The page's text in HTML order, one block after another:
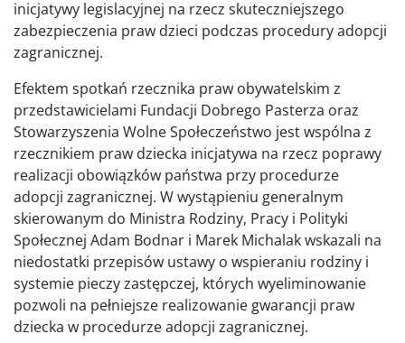
inicjatywy legislacyjnej na rzecz skuteczniejszego
zabezpieczenia praw dzieci podczas procedury adopcji
zagranicznej.
Efektem spotkań rzecznika praw obywatelskim z
przedstawicielami Fundacji Dobrego Pasterza oraz
Stowarzyszenia Wolne Społeczeństwo jest wspólna z
rzecznikiem praw dziecka inicjatywa na rzecz poprawy
realizacji obowiązków państwa przy procedurze
adopcji zagranicznej. W wystąpieniu generalnym
skierowanym do Ministra Rodziny, Pracy i Polityki
Społecznej Adam Bodnar i Marek Michalak wskazali na
niedostatki przepisów ustawy o wspieraniu rodziny i
systemie pieczy zastępczej, których wyeliminowanie
pozwoli na pełniejsze realizowanie gwarancji praw
dziecka w procedurze adopcji zagranicznej.